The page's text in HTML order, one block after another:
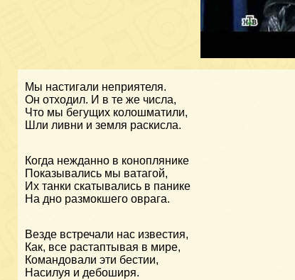
Мы настигали неприятеля.
Он отходил. И в те же числа,
Что мы бегущих колошматили,
Шли ливни и земля раскисла.
Когда нежданно в коноплянике
Показывались мы ватагой,
Их танки скатывались в панике
На дно размокшего оврага.
Bезде встречали нас известия,
Как, все растаптывая в мире,
Командовали эти бестии,
Насилуя и дебоширя.